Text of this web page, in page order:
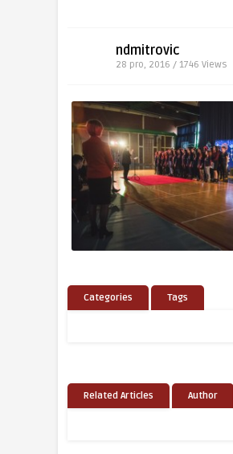
ndmitrovic
28 pro, 2016 / 1746 Views
Categories Tags
Related Articles Author